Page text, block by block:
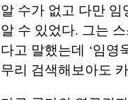
알 수가 없고 다만 임
알 수 있었다. 그는
다고 말했는데 ‘임영
무리 검색해보아도